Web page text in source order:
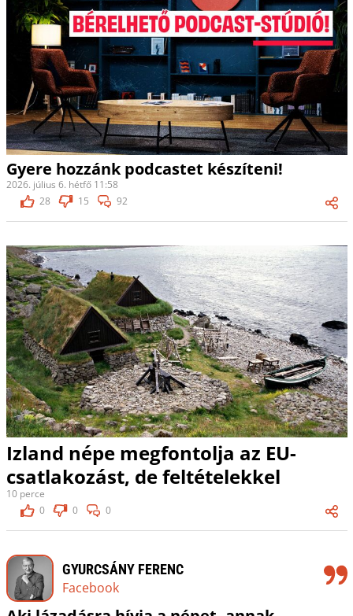
Gyere hozzánk podcastet készíteni!
2026. július 6. hétfő 11:58
28
15 92
Izland népe megfontolja az EU-
csatlakozást, de feltételekkel
10 perce
0
0 0
GYURCSÁNY FERENC
Facebook